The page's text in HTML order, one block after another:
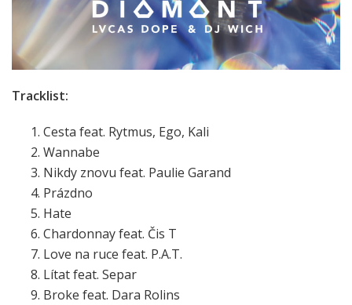
Tracklist:
Cesta feat. Rytmus, Ego, Kali
Wannabe
Nikdy znovu feat. Paulie Garand
Prázdno
Hate
Chardonnay feat. Čis T
Love na ruce feat. P.A.T.
Lítat feat. Separ
Broke feat. Dara Rolins